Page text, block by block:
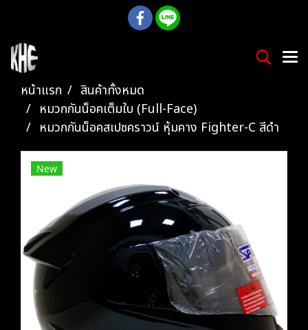
หน้าแรก
สินค้าทั้งหมด
หมวกกันน็อคเต็มใบ (Full-Face)
หมวกกันน็อคสเปซคราวน์ หุ้มคาง Fighter-C สีดำ
New